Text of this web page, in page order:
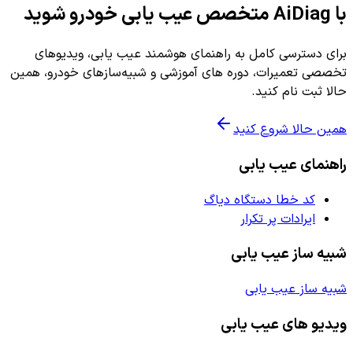
با AiDiag متخصص عیب یابی خودرو شوید
برای دسترسی کامل به راهنمای هوشمند عیب یابی، ویدیوهای
تخصصی تعمیرات، دوره های آموزشی و شبیه‌سازهای خودرو، همین
حالا ثبت نام کنید.
همین حالا شروع کنید
راهنمای عیب یابی
کد خطا دستگاه دیاگ
ایرادات پر تکرار
شبیه ساز عیب یابی
شبیه ساز عیب یابی
ویدیو های عیب یابی